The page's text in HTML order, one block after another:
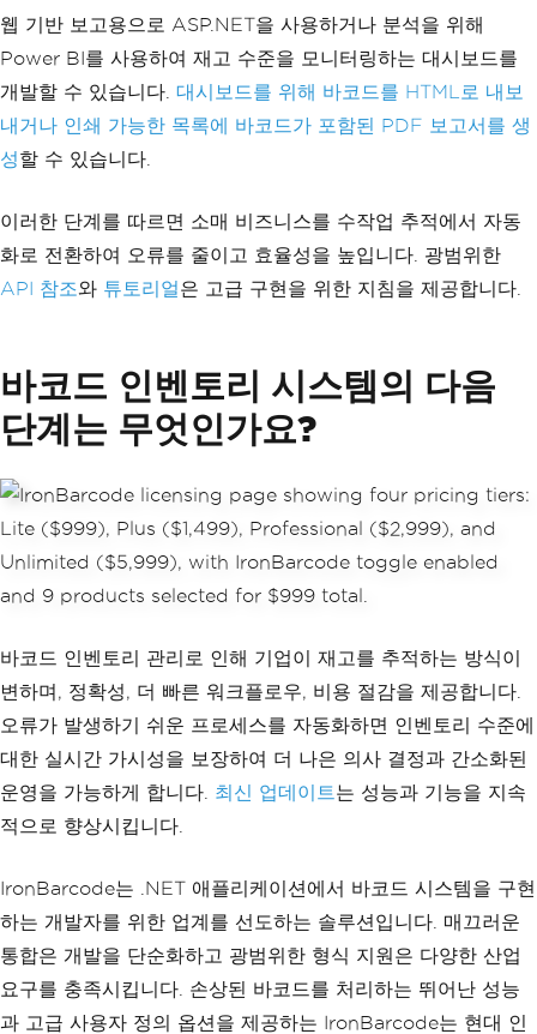
웹 기반 보고용으로 ASP.NET을 사용하거나 분석을 위해
Power BI를 사용하여 재고 수준을 모니터링하는 대시보드를
개발할 수 있습니다. 대시보드를 위해 바코드를 HTML로 내보
내거나 인쇄 가능한 목록에 바코드가 포함된 PDF 보고서를 생
성할 수 있습니다.
이러한 단계를 따르면 소매 비즈니스를 수작업 추적에서 자동
화로 전환하여 오류를 줄이고 효율성을 높입니다. 광범위한
API 참조와 튜토리얼은 고급 구현을 위한 지침을 제공합니다.
바코드 인벤토리 시스템의 다음
단계는 무엇인가요?
바코드 인벤토리 관리로 인해 기업이 재고를 추적하는 방식이
변하며, 정확성, 더 빠른 워크플로우, 비용 절감을 제공합니다.
오류가 발생하기 쉬운 프로세스를 자동화하면 인벤토리 수준에
대한 실시간 가시성을 보장하여 더 나은 의사 결정과 간소화된
운영을 가능하게 합니다. 최신 업데이트는 성능과 기능을 지속
적으로 향상시킵니다.
IronBarcode는 .NET 애플리케이션에서 바코드 시스템을 구현
하는 개발자를 위한 업계를 선도하는 솔루션입니다. 매끄러운
통합은 개발을 단순화하고 광범위한 형식 지원은 다양한 산업
요구를 충족시킵니다. 손상된 바코드를 처리하는 뛰어난 성능
과 고급 사용자 정의 옵션을 제공하는 IronBarcode는 현대 인